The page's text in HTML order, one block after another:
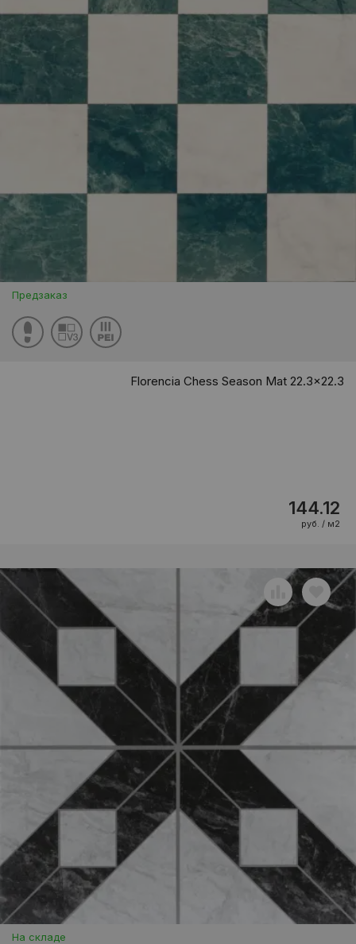
Предзаказ
Florencia Chess Season Mat 22.3x22.3
144.12
руб. / м2
На складе